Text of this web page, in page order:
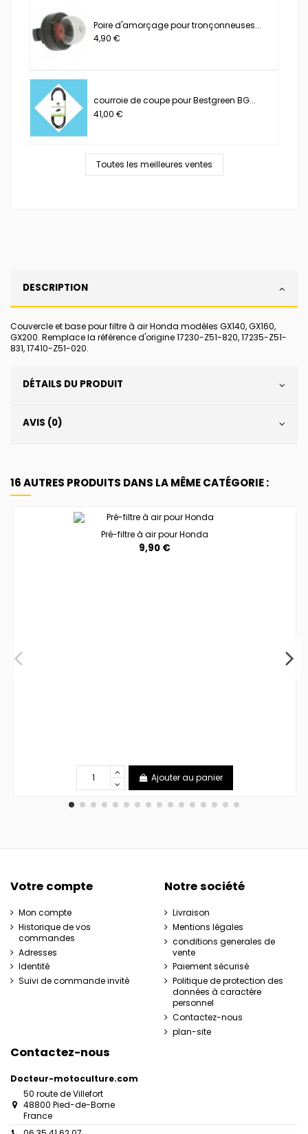
Poire d'amorçage pour tronçonneuses...
4,90 €
courroie de coupe pour Bestgreen BG...
41,00 €
Toutes les meilleures ventes
DESCRIPTION
Couvercle et base pour filtre à air Honda modèles GX140, GX160,
GX200. Remplace la référence d'origine 17230-Z51-820, 17235-Z51-
831, 17410-Z51-020.
DÉTAILS DU PRODUIT
AVIS (0)
16 AUTRES PRODUITS DANS LA MÊME CATÉGORIE :
Pré-filtre à air pour Honda
9,90 €
Ajouter au panier
Votre compte
Mon compte
Historique de vos
commandes
Adresses
Identité
Suivi de commande invité
Notre société
Livraison
Mentions légales
conditions generales de
vente
Paiement sécurisé
Politique de protection des
données à caractère
personnel
Contactez-nous
plan-site
Contactez-nous
Docteur-motoculture.com
50 route de Villefort
48800 Pied-de-Borne
France